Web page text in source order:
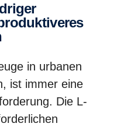
in urbanen
ist immer eine
Die L-